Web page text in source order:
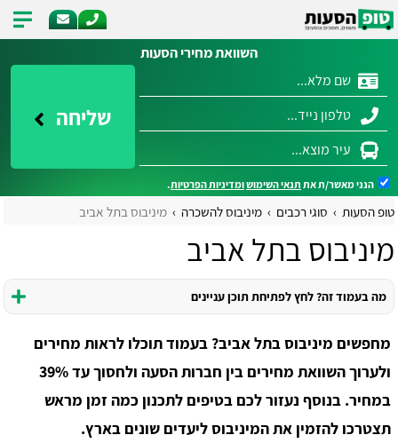
השוואת מחירי הסעות
שליחה
הנני מאשר/ת את תנאי השימושומדיניות הפרטיות.
טופ הסעות סוגי רכבים מיניבוס להשכרה מיניבוס בתל אביב
מיניבוס בתל אביב
מה בעמוד זה? לחץ לפתיחת תוכן עניינים
מחפשים מיניבוס בתל אביב? בעמוד תוכלו לראות מחירים
ולערוך השוואת מחירים בין חברות הסעה ולחסוך עד 39%
במחיר. בנוסף נעזור לכם בטיפים לתכנון כמה זמן מראש
תצטרכו להזמין את המיניבוס ליעדים שונים בארץ.